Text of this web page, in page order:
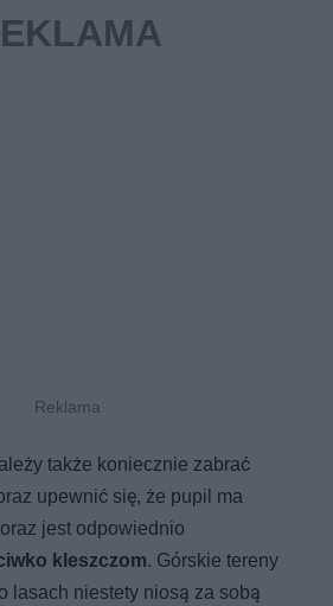
także koniecznie zabrać
upewnić się, że pupil ma
jest odpowiednio
kleszczom. Górskie tereny
lasach niestety niosą za sobą